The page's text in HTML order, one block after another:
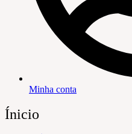
Minha conta
Ínicio